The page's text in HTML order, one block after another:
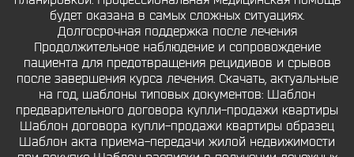
будет оказана в самых сложных ситуациях.
Долгосрочная поддержка после лечения
Продолжительное наблюдение и сопровождение
пациента для предотвращения рецидивов и срывов
после завершения курса лечения. Скачать, актуальные
на год, шаблоны типовых документов: Шаблон
предварительного договора купли-продажи квартиры
Шаблон договора купли-продажи квартиры образец
Шаблон акта приема-передачи жилой недвижимости